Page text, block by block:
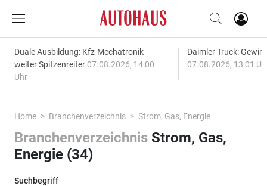
Duale Ausbildung: Kfz-Mechatronik
weiter Spitzenreiter 07.08.2026, 14:00
Uhr
Daimler Truck:
07.08.2026, 13:01
Home Branchenverzeichnis Strom, Gas, Energie
Branchenverzeichnis Strom, Gas,
Energie (34)
Suchbegriff